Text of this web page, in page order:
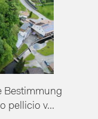
Bestimmung
pellicio v...